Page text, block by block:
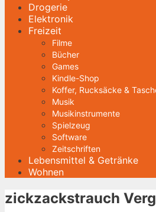
Drogerie
Elektronik
Freizeit
Filme
Bücher
Games
Kindle-Shop
Koffer, Rucksäcke &
Musik
Musikinstrumente
Spielzeug
Software
Zeitschriften
Lebensmittel & Getränke
Wohnen
zickzackstrauch